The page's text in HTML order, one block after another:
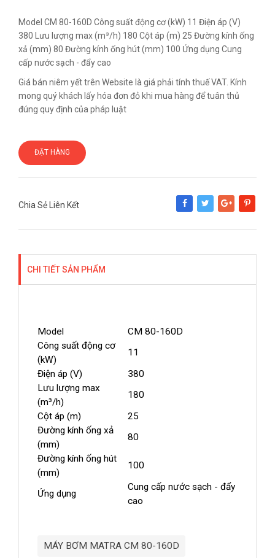
Model CM 80-160D Công suất động cơ (kW) 11 Điện áp (V)
380 Lưu lượng max (m³/h) 180 Cột áp (m) 25 Đường kính ống
xả (mm) 80 Đường kính ống hút (mm) 100 Ứng dụng Cung
cấp nước sạch - đẩy cao
Giá bán niêm yết trên Website là giá phải tính thuế VAT. Kính
mong quý khách lấy hóa đơn đỏ khi mua hàng để tuân thủ
đúng quy định của pháp luật
ĐẶT HÀNG
Chia Sẻ Liên Kết
Share Tweet Google+Pinterest
CHI TIẾT SẢN PHẨM
Model
CM 80-160D
Công suất động cơ
(kW)
11
Điện áp (V)
380
Lưu lượng max
(m³/h)
180
Cột áp (m)
25
Đường kính ống xả
(mm)
80
Đường kính ống hút
(mm)
100
Ứng dụng
Cung cấp nước sạch - đẩy
cao
MÁY BƠM MATRA CM 80-160D